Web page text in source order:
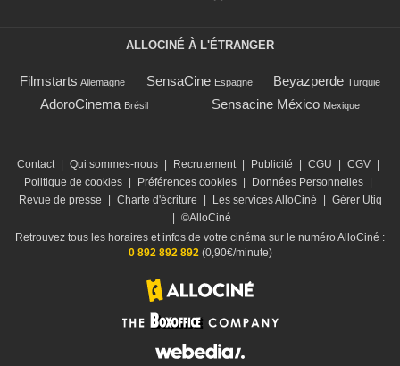
ALLOCINÉ À L'ÉTRANGER
Filmstarts Allemagne SensaCine Espagne Beyazperde Turquie
AdoroCinema Brésil Sensacine México Mexique
Contact Qui sommes-nous Recrutement Publicité CGU CGV
Politique de cookies
Préférences cookies Données Personnelles
Revue de presse
Charte d'écriture Les services AlloCiné
Gérer Utiq
©AlloCiné
Retrouvez tous les horaires et infos de votre cinéma sur le numéro AlloCiné :
0 892 892 892(0,90€/minute)